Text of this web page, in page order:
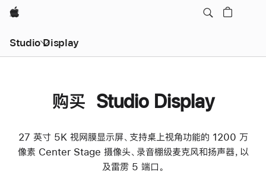
Apple
Studio Display
购买 Studio Display
27 英寸 5K 视网膜显示屏、支持桌上视角功能的 1200 万
像素 Center Stage 摄像头、录音棚级麦克风和扬声器，以
及雷雳 5 端口。